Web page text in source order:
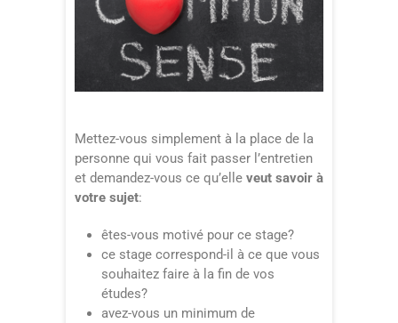
Mettez-vous simplement à la place de la
personne qui vous fait passer l’entretien
et demandez-vous ce qu’elle veut savoir à
votre sujet:
êtes-vous motivé pour ce stage?
ce stage correspond-il à ce que vous
souhaitez faire à la fin de vos
études?
avez-vous un minimum de